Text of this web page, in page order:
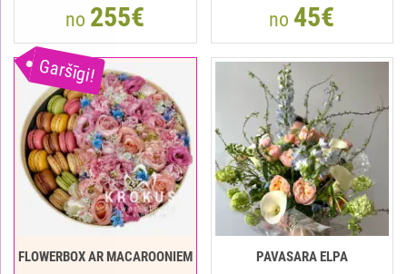
no 255€ no 45€
Garšīgi!
FLOWERBOX AR MACAROONIEM PAVASARA ELPA